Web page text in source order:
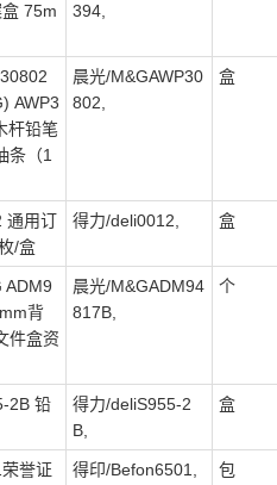
75m
394,
AWP3
杆铅笔
条（1
晨光/M&GAWP30
802,
盒
通用订
/盒
得力/deli0012, 盒
ADM9
背
件盒资
晨光/M&GADM94
817B,
个
2B 铅
得力/deliS955-2
B,
盒
誉证
得印/Befon6501, 包